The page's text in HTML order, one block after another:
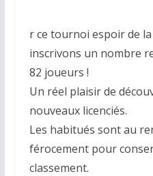
r ce tournoi espoir de
inscrivons un nombre
82 joueurs !
Un réel plaisir de
nouveaux licenciés.
Les habitués sont au
férocement pour
classement.